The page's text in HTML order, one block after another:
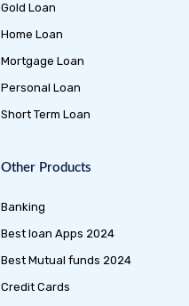
Gold Loan
Home Loan
Mortgage Loan
Personal Loan
Short Term Loan
Other Products
Banking
Best loan Apps 2024
Best Mutual funds 2024
Credit Cards